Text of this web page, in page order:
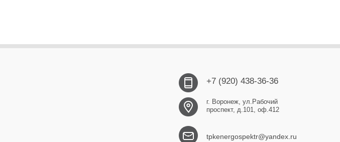
+7 (920) 438-36-36
г. Воронеж, ул.Рабочий
проспект, д.101, оф.412
tpkenergospektr@yandex.ru